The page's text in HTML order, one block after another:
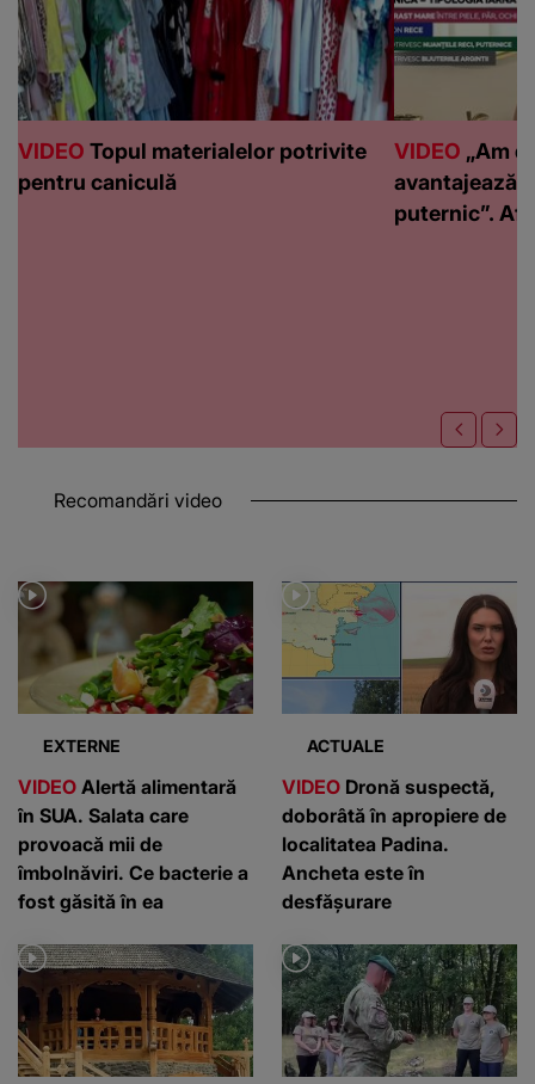
VIDEO Topul materialelor potrivite
pentru caniculă
VIDEO „Am
avantajează
puternic”.
Recomandări video
EXTERNE
VIDEO Alertă alimentară
în SUA. Salata care
provoacă mii de
îmbolnăviri. Ce bacterie a
fost găsită în ea
ACTUALE
VIDEO Dronă suspectă,
doborâtă în apropiere de
localitatea Padina.
Ancheta este în
desfășurare